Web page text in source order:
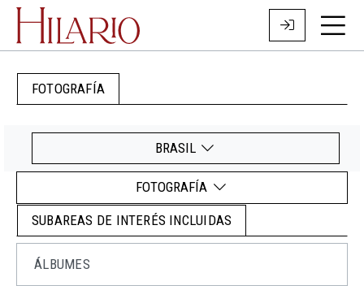
FOTOGRAFÍA
BRASIL
FOTOGRAFÍA
SUBAREAS DE INTERÉS INCLUIDAS
ÁLBUMES